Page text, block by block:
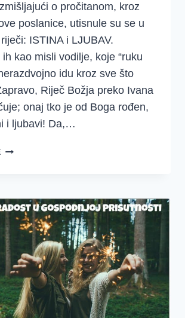
o pročitanom, kroz
poslanice, utisnule su se u
ISTINA i LJUBAV.
kao misli vodilje, koje “ruku
idu kroz sve što
Riječ Božja preko Ivana
onaj tko je od Boga rođen,
i ljubavi! Da,…
HODATI
LJUBAVI